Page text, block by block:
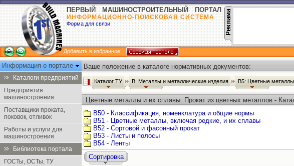
ПЕРВЫЙ МАШИНОСТРОИТЕЛЬНЫЙ ПОРТАЛ
ИНФОРМАЦИОННО-ПОИСКОВАЯ СИСТЕМА
Форма для связи
Добавить в избранное
Информация о портале
Каталоги предприятий
Предприятия
машиностроения
Поставщики проката,
поковок, отливок
Работы и услуги для
машиностроения
Библиотека портала
ГОСТы, ОСТы, ТУ
Ваше положение в каталоге нормативных документов:
Каталог ТУ В: Металлы и металлические изделия В5: Цветные
Цветные металлы и их сплавы. Прокат из цветных металлов -
В50 - Классификация, номенклатура и общие нормы
В51 - Цветные металлы, включая редкие, и их сплавы
В52 - Сортовой и фасонный прокат
В53 - Листы и полосы
В54 - Ленты
Сортировка